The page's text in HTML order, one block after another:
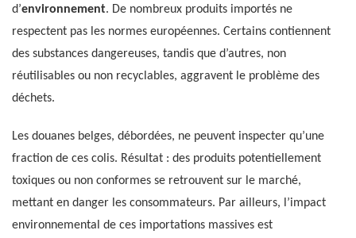
d’environnement. De nombreux produits importés ne
respectent pas les normes européennes. Certains contiennent
des substances dangereuses, tandis que d’autres, non
réutilisables ou non recyclables, aggravent le problème des
déchets.
Les douanes belges, débordées, ne peuvent inspecter qu’une
fraction de ces colis. Résultat : des produits potentiellement
toxiques ou non conformes se retrouvent sur le marché,
mettant en danger les consommateurs. Par ailleurs, l’impact
environnemental de ces importations massives est